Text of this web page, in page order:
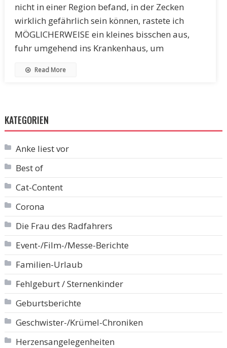
nicht in einer Region befand, in der Zecken
wirklich gefährlich sein können, rastete ich
MÖGLICHERWEISE ein kleines bisschen aus,
fuhr umgehend ins Krankenhaus, um
Read More
KATEGORIEN
Anke liest vor
Best of
Cat-Content
Corona
Die Frau des Radfahrers
Event-/Film-/Messe-Berichte
Familien-Urlaub
Fehlgeburt / Sternenkinder
Geburtsberichte
Geschwister-/Krümel-Chroniken
Herzensangelegenheiten